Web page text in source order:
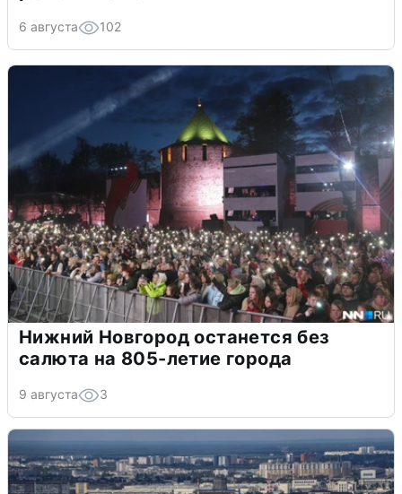
6 августа 102
Нижний Новгород останется без
салюта на 805-летие города
9 августа 3